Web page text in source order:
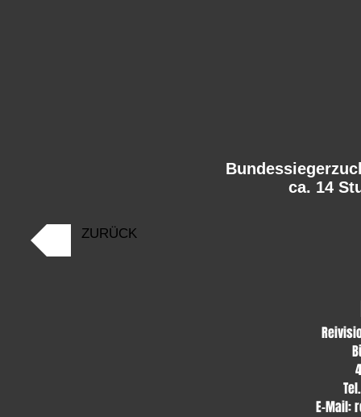
ca. 14
ZURÜCK
E-Mail: